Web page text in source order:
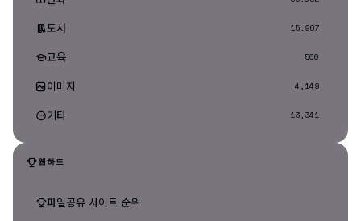
도서 15,967
교육 500
이미지 4,149
기타 13,341
웹하드
파일공유 사이트 순위